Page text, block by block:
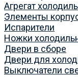
Агрегат
Элементы
Испарители
Ножки
Двери в сборе
Двери для
Выключатели